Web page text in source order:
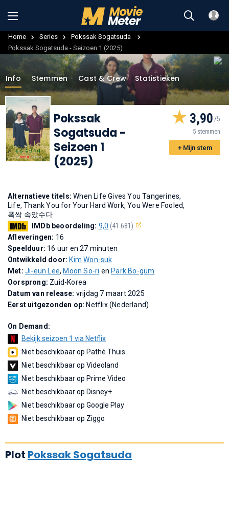
Home Series
Pokssak Sogatsuda
Pokssak Sogatsuda - Seizoen 1 (2025)
Info Stemmen Cast & Crew Statistieken
Pokssak
Sogatsuda -
Seizoen 1
(2025)
3,90
5 stemmen
+ Mijn stem
Alternatieve titels:When Life Gives You Tangerines,
Life, Thank You for Your Hard Work, You Were Fooled,
폭싹 속았수다
IMDb beoordeling: 9,0 (41.681)
Afleveringen: 16
Speelduur: 16 uur en 27 minuten
Ontwikkeld door: Kim Won-suk
Met: Ji-eun Lee, Moon So-ri en Park Bo-gum
Oorsprong: Zuid-Korea
Datum van release: vrijdag 7 maart 2025
Eerst uitgezonden op: Netflix (Nederland)
On Demand:
Bekijk seizoen 1 via Netflix
Niet beschikbaar op Pathé Thuis
Niet beschikbaar op Videoland
Niet beschikbaar op Prime Video
Niet beschikbaar op Disney+
Niet beschikbaar op Google Play
Niet beschikbaar op Ziggo
Plot Pokssak Sogatsuda